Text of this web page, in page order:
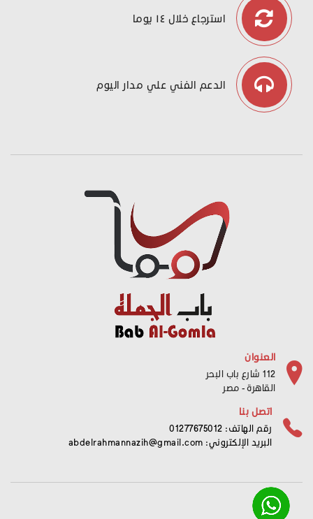
استرجاع خلال ١٤ يوما
الدعم الفني علي مدار اليوم
العنوان
112 شارع باب البحر
القاهرة - مصر
اتصل بنا
رقم الهاتف: 01277675012
البريد الإلكتروني: abdelrahmannazih@gmail.com